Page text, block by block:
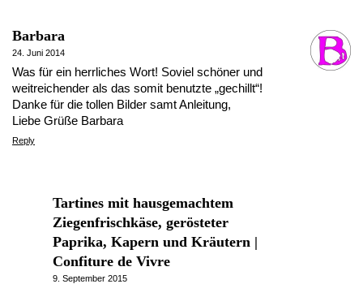
Barbara
24. Juni 2014
Was für ein herrliches Wort! Soviel schöner und
weitreichender als das somit benutzte „gechillt“!
Danke für die tollen Bilder samt Anleitung,
Liebe Grüße Barbara
Reply
Tartines mit hausgemachtem
Ziegenfrischkäse, gerösteter
Paprika, Kapern und Kräutern |
Confiture de Vivre
9. September 2015